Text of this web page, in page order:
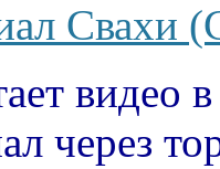
Свахи
видео
через